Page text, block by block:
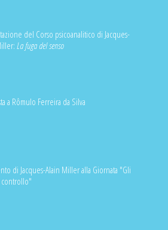
del Corso psicoanalitico di Jacques-
La fuga del senso
a Rômulo Ferreira da Silva
di Jacques-Alain Miller alla Giornata "Gli